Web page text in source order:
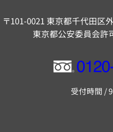
〒101-0021 東京都千代田区
東京都公安委員会許
フ
ー
受付時間 /